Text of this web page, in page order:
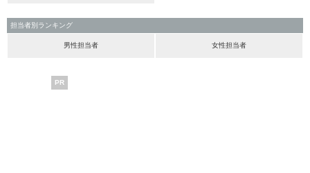
担当者別ランキング
男性担当者 女性担当者
PR